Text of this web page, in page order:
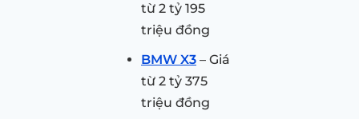
từ 2 tỷ 195
triệu đồng
BMW X3 – Giá
từ 2 tỷ 375
triệu đồng